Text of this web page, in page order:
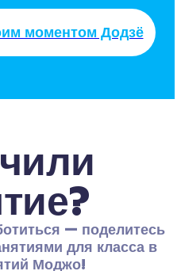
моментом Додзё
— поделитесь
для класса в
Моджо!